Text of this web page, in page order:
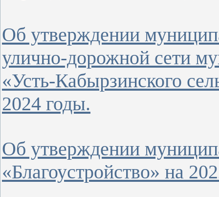
Об утверждении
улично-дорожной сети
«Усть-Кабырзинского
2024 годы.
Об утверждении
«Благоустройство» на